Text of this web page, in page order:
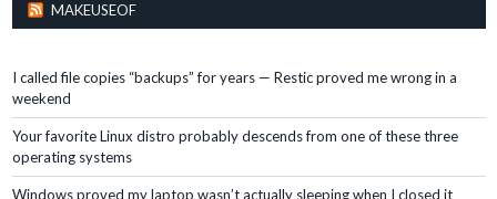
MAKEUSEOF
I called file copies “backups” for years — Restic proved me wrong in a
weekend
Your favorite Linux distro probably descends from one of these three
operating systems
Windows proved my laptop wasn’t actually sleeping when I closed it